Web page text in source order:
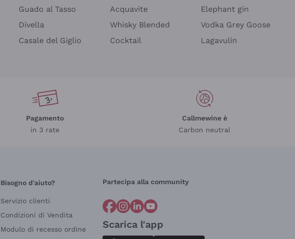
Guado al Tasso
Divella
Casale del Giglio
Acquavite
Whisky Blended
Cocktail
Elephant gin
Vodka Grey Goose
Lagavulin
Pagamento
in 3 rate
Callmewine è
Carbon neutral
Bisogno d'aiuto?
Servizio clienti
Condizioni di Vendita
Modulo di recesso ordine
Partecipa alla community
Scarica l'app